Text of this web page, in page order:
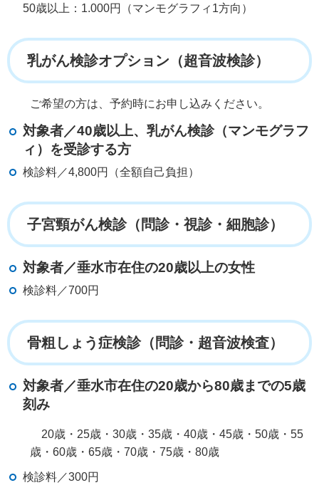
50歳以上：1.000円（マンモグラフィ1方向）
乳がん検診オプション（超音波検診）
ご希望の方は、予約時にお申し込みください。
対象者／40歳以上、乳がん検診（マンモグラフ
ィ）を受診する方
検診料／4,800円（全額自己負担）
子宮頸がん検診（問診・視診・細胞診）
対象者／垂水市在住の20歳以上の女性
検診料／700円
骨粗しょう症検診（問診・超音波検査）
対象者／垂水市在住の20歳から80歳までの5歳
刻み
20歳・25歳・30歳・35歳・40歳・45歳・50歳・55
歳・60歳・65歳・70歳・75歳・80歳
検診料／300円